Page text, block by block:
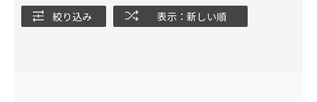
絞り込み 表示：新しい順